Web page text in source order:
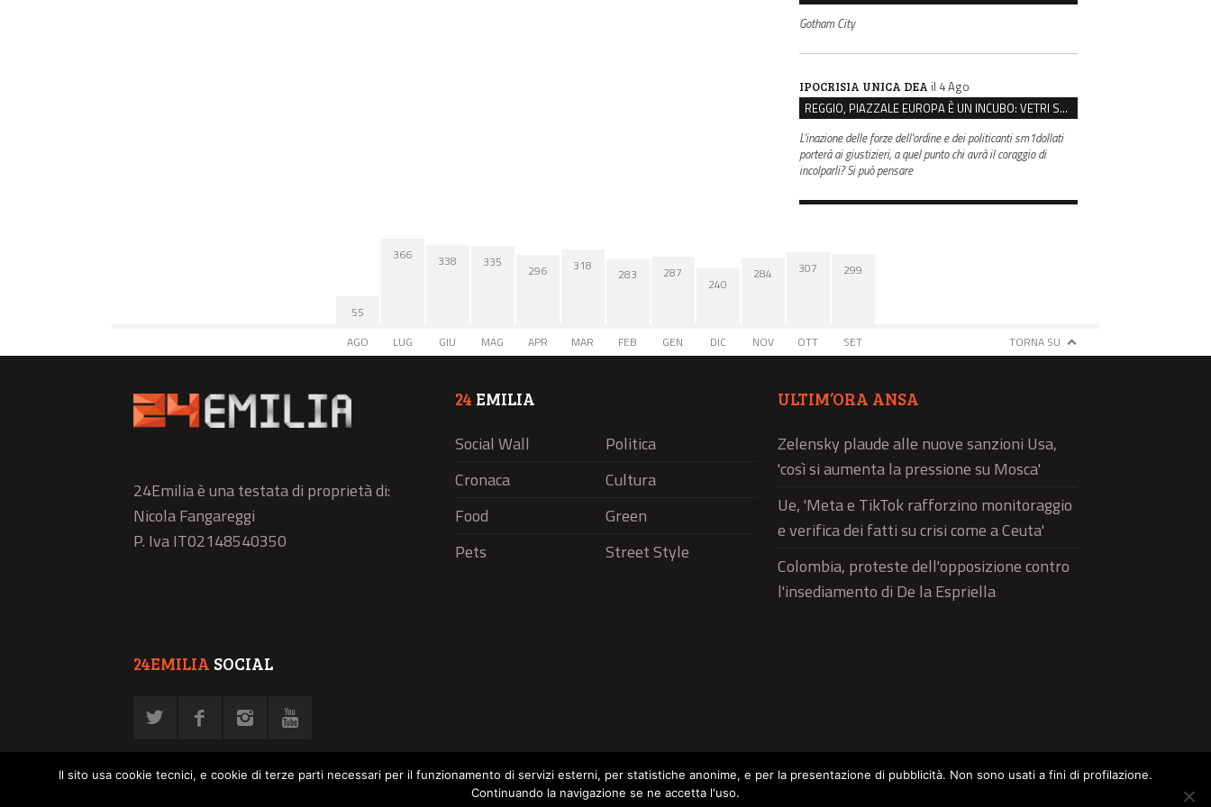
Gotham City
IPOCRISIA UNICA DEA il 4 Ago
REGGIO, PIAZZALE EUROPA È UN INCUBO: VETRI SPACCATI E FURTI SULLE AUTO IN SOSTA
L'inazione delle forze dell'ordine e dei politicanti sm1dollati
porterà ai giustizieri, a quel punto chi avrà il coraggio di
incolparli? Si può pensare
55
AGO
366
LUG
338
GIU
335
MAG
296
APR
318
MAR
283
FEB
287
GEN
240
DIC
284
NOV
307
OTT
299
SET TORNA SU
24Emilia è una testata di proprietà di:
Nicola Fangareggi
P. Iva IT02148540350
24 EMILIA
Social Wall
Politica
Cronaca
Cultura
Food
Green
Pets
Street Style
ULTIM’ORA ANSA
Zelensky plaude alle nuove sanzioni Usa,
'così si aumenta la pressione su Mosca'
Ue, 'Meta e TikTok rafforzino monitoraggio
e verifica dei fatti su crisi come a Ceuta'
Colombia, proteste dell'opposizione contro
l'insediamento di De la Espriella
24EMILIA SOCIAL
Il sito usa cookie tecnici, e cookie di terze parti necessari per il funzionamento di servizi esterni, per statistiche anonime, e per la presentazione di pubblicità. Non sono usati a fini di profilazione.
Continuando la navigazione se ne accetta l'uso.